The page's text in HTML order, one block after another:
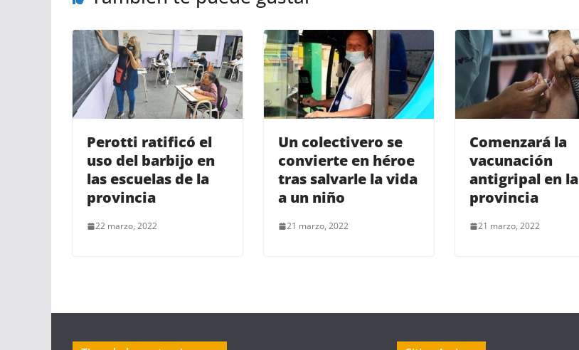
Perotti ratificó el
uso del barbijo en
las escuelas de la
provincia
22 marzo, 2022
Un colectivero se
convierte en héroe
tras salvarle la vida
a un niño
21 marzo, 2022
Comenzará la
vacunación
antigripal en la
provincia
21 marzo, 2022